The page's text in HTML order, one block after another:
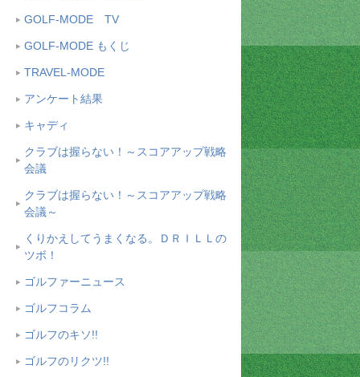
GOLF-MODE TV
GOLF-MODE もくじ
TRAVEL-MODE
アンケート結果
キャディ
クラブは握らない！～スコアアップ戦略
会議
クラブは握らない！～スコアアップ戦略
会議～
くりかえしてうまくなる。ＤＲＩＬＬの
ツボ！
ゴルファーニュース
ゴルフコラム
ゴルフのキソ!!
ゴルフのリクツ!!